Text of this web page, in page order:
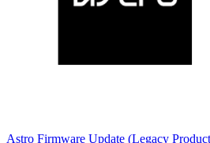
Astro Firmware Update (Legacy